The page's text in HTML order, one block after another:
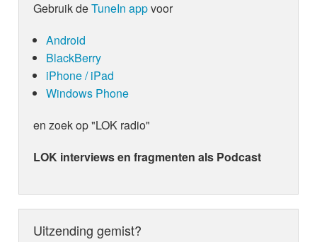
Gebruik deTuneIn appvoor
Android
BlackBerry
iPhone / iPad
Windows Phone
en zoek op "LOK radio"
LOK interviews en fragmenten als Podcast
Uitzending gemist?